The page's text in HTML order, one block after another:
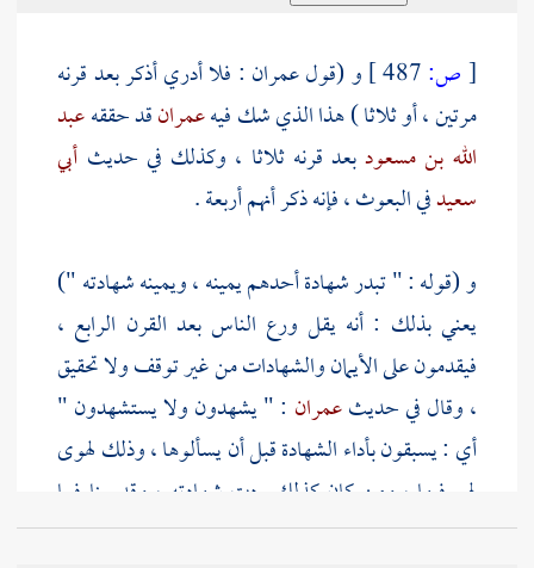
[ص:
و (قول عمران : فلا أدري أذكر بعد قرنه
مرتين ، أو ثلاثا ) هذا الذي شك فيهعمرانقد حققهعبد
الله بن مسعودبعد قرنه ثلاثا ، وكذلك في حديث أبي
سعيدفي البعوث ، فإنه ذكر أنهم أربعة .
و (قوله : " تبدر شهادة أحدهم يمينه ، ويمينه شهادته ")
يعني بذلك : أنه يقل ورع الناس بعد القرن الرابع ،
فيقدمون على الأيمان والشهادات من غير توقف ولا تحقيق
، وقال في حديثعمران : " يشهدون ولا يستشهدون "
أي : يسبقون بأداء الشهادة قبل أن يسألوها ، وذلك لهوى
لهم فيها ، ومن كان كذلك ردت شهادته ، وقد بينا فيما
تقدم مواضع يتعين فيها على الشاهد الأداء وإن لم يسأل ،